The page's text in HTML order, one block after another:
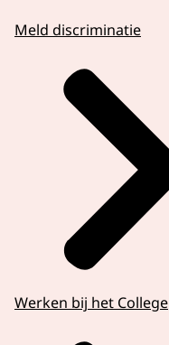
Meld discriminatie
Werken bij het College